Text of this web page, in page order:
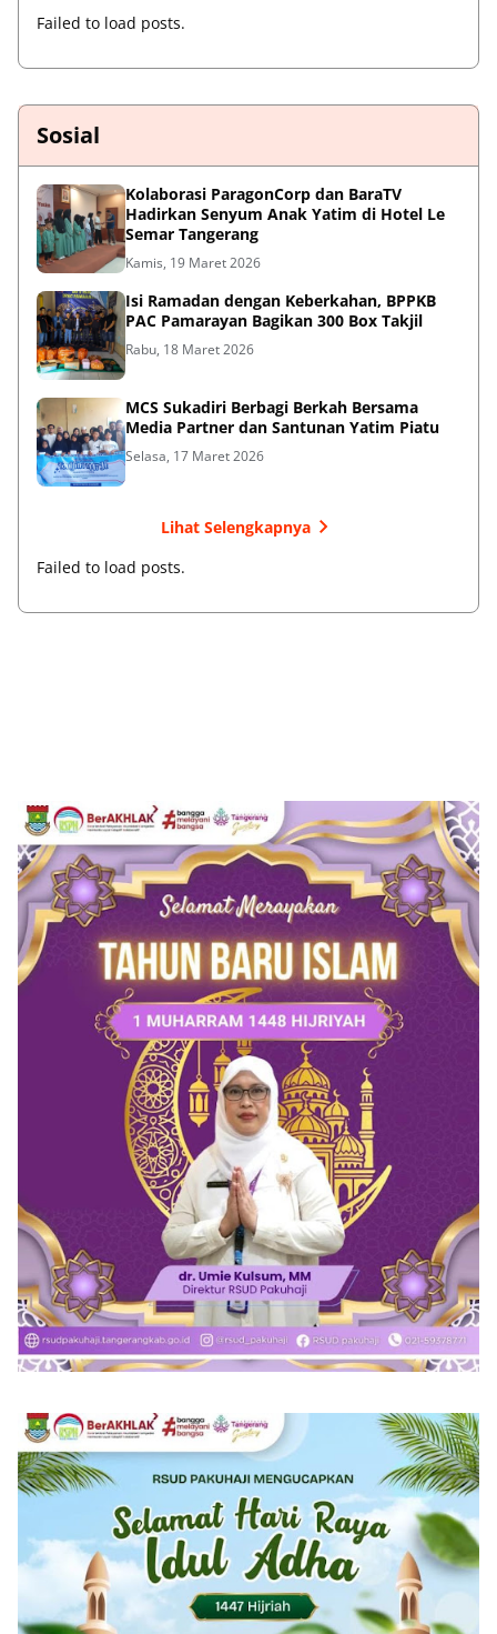
Failed to load posts.
Sosial
Kolaborasi ParagonCorp dan BaraTV
Hadirkan Senyum Anak Yatim di Hotel Le
Semar Tangerang
Kamis, 19 Maret 2026
Isi Ramadan dengan Keberkahan, BPPKB
PAC Pamarayan Bagikan 300 Box Takjil
Rabu, 18 Maret 2026
MCS Sukadiri Berbagi Berkah Bersama
Media Partner dan Santunan Yatim Piatu
Selasa, 17 Maret 2026
Lihat Selengkapnya
Failed to load posts.